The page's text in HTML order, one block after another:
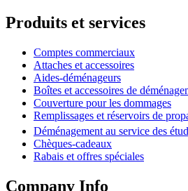
Produits et services
Comptes commerciaux
Attaches et accessoires
Aides-déménageurs
Boîtes et accessoires de
Couverture pour les dommages
Remplissages et réservoirs de
Déménagement au service des
Chèques-cadeaux
Rabais et offres spéciales
Company Info